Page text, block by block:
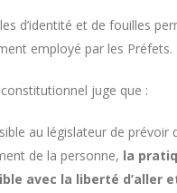
d’identité et de fouilles
employé par les Préfets.
juge que :
au législateur de
de la personne, la
avec la liberté d’aller